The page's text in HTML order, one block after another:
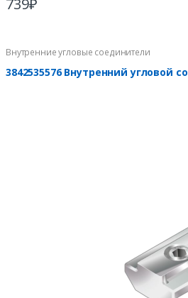
739₽
Внутренние угловые соединители
3842535576 Внутренний угловой